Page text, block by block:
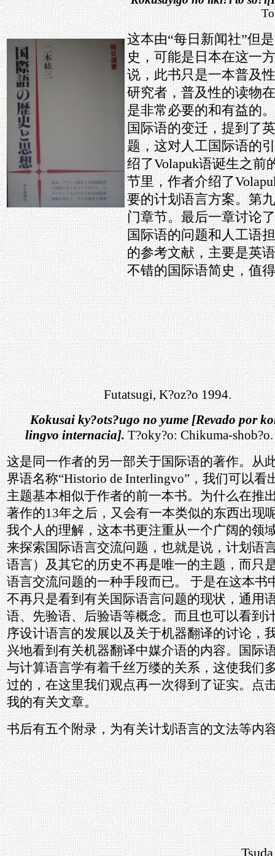
这本由“每日新闻社”但
史，可能是日本在这一
说，此书只是一本普及
研究者，普及性的读物
是非常必要的和有益的
国际语的变迁，提到了
题，这对人工国际语的
绍了Volapuk语诞生之前
节里，作者介绍了
要的计划语言方案。第
门章节。最后一章讨论
国际语的问题和人工语
的参考文献，主要是英
不错的国际语简史，值
Futatsugi, K?oz?o 1994.
Kokusai ky?ots?ugo no yume [Revado por
lingvo internacia].T?oky?o: Chikuma-
这是同一作者的另一部关于国际语的著作。从
界语名称“Historio de Interlingvo”，我们可以看
主题基本相似于作者的前一本书。为什么在推
著作的13年之后，又会有一本类似的东西出现
我个人的理解，这本书更注重从一个广阔的领
来探索国际语言交流问题，也就是说，计划语
语言）及其它的历史不再是唯一的主题，而只
语言交流问题的一种手段而已。 于是在这本书
不再只是看到有关国际语言问题的现状，通用
语、先验语、后验语等概念。而且也可以看到
序设计语言的发展以及关于机器翻译的讨论，
兴地看到有关机器翻译中媒介语的内容。国际
与计算语言学有着千丝万缕的关系，这使我们
过的，在这里我们观点再一次得到了证实。点
我的有关文章。
书后有五个附录，为有关计划语言的文法等内